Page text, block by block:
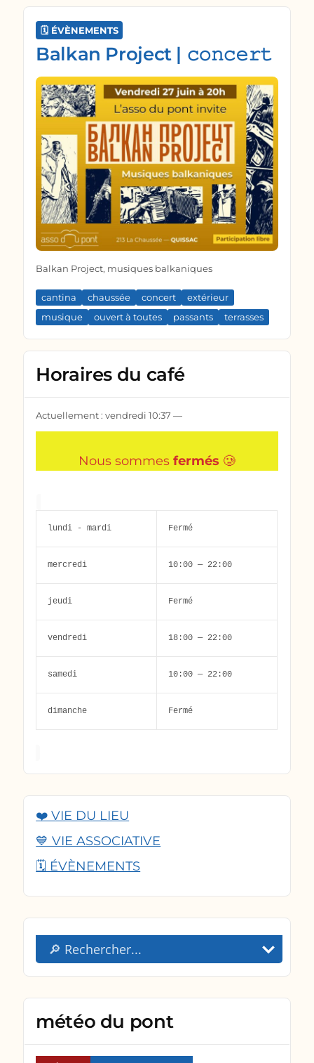
🗓️ ÉVÈNEMENTS
Balkan Project | 𝚌𝚘𝚗𝚌𝚎𝚛𝚝
Balkan Project, musiques balkaniques
cantina chaussée concert
extérieur
musique
ouvert à toutes passants terrasses
Horaires du café
Actuellement : vendredi 10:37 —
Nous sommes fermés 🥲
lundi - mardi Fermé
mercredi 10:00 — 22:00
jeudi Fermé
vendredi 18:00 — 22:00
samedi 10:00 — 22:00
dimanche Fermé
❤️ VIE DU LIEU
💙 VIE ASSOCIATIVE
🗓️ ÉVÈNEMENTS
météo du pont